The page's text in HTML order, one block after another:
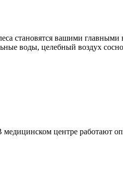
становятся вашими
воды, целебный воздух
медицинском центре